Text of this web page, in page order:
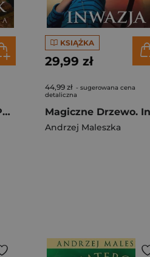
Magiczne Drzewo. Pojedynek. Nowa wersja
KSIĄŻKA
29,99 zł
44,99 zł - sugerowana cena
detaliczna
Andrzej Maleszka